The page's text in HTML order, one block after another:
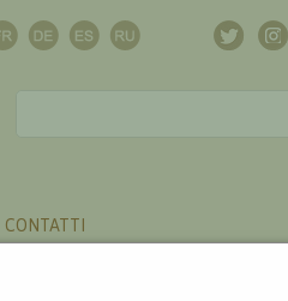
CONTATTI